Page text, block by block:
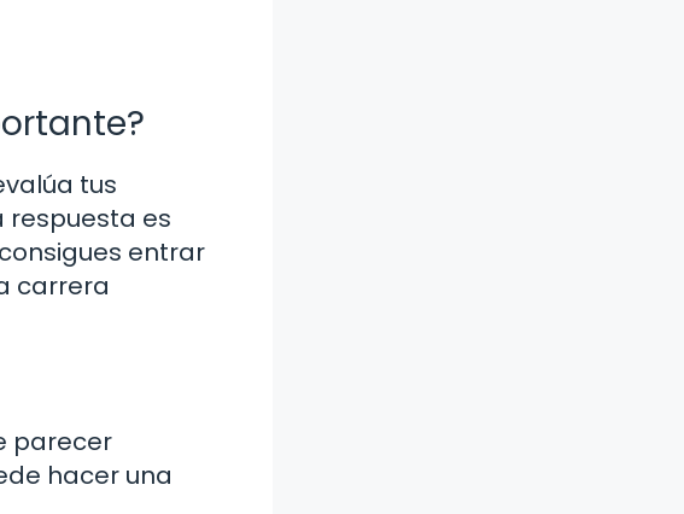
tus
respuesta es
entrar
carrera
parecer
hacer una